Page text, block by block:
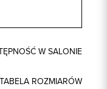
W SALONIE
TABELA ROZMIARÓW